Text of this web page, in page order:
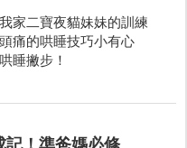
家二寶夜貓妹妹的訓練
痛的哄睡技巧小有心
睡撇步！
記！準爸媽必修